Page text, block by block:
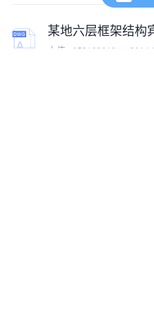
某地六层框架结构
上传: a053190018 2014-